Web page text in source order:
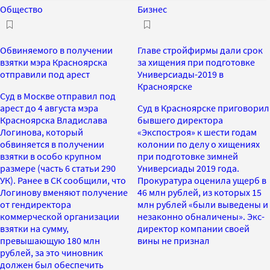
Общество
Обвиняемого в получении
взятки мэра Красноярска
отправили под арест
Суд в Москве отправил под
арест до 4 августа мэра
Красноярска Владислава
Логинова, который
обвиняется в получении
взятки в особо крупном
размере (часть 6 статьи 290
УК). Ранее в СК сообщили, что
Логинову вменяют получение
от гендиректора
коммерческой организации
взятки на сумму,
превышающую 180 млн
рублей, за это чиновник
должен был обеспечить
Бизнес
Главе стройфирмы дали срок
за хищения при подготовке
Универсиады-2019 в
Красноярске
Суд в Красноярске приговорил
бывшего директора
«Экспостроя» к шести годам
колонии по делу о хищениях
при подготовке зимней
Универсиады 2019 года.
Прокуратура оценила ущерб в
46 млн рублей, из которых 15
млн рублей «были выведены и
незаконно обналичены». Экс-
директор компании своей
вины не признал